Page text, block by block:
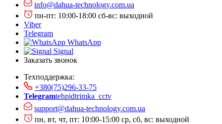
info@dahua-technology.com.ua
пн-пт: 10:00-18:00 сб-вс: выходной
Viber
Telegram
WhatsApp
Signal
Заказать звонок
Техподдержка:
+380(75)296-33-75
Telegramtehpidtrimka_cctv
support@dahua-technology.com.ua
пн, вт, чт, пт: 10:00-15:00 ср, сб, вс: выходной